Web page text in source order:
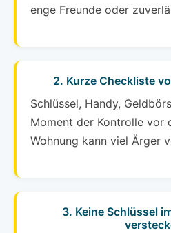
enge Freunde oder
2. Kurze Checkliste
Schlüssel, Handy,
Moment der Kontrolle vor
Wohnung kann viel Ärger
3. Keine Schlüssel